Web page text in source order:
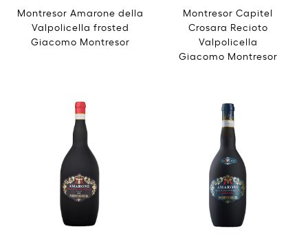
Montresor Amarone della
Valpolicella frosted
Giacomo Montresor
Montresor Capitel
Crosara Recioto
Valpolicella
Giacomo Montresor